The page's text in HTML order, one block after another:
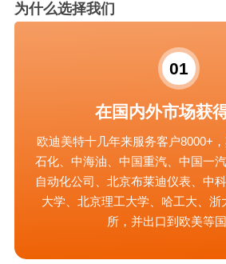
为什么选择我们
01
在国内外市场获
欧迪美特十几年来服务客户8000+
石化、中海油、中国重汽、中国一
自动化公司、北京布莱迪仪表、中
大学、北京理工大学、哈工大、浙
所，并出口到欧美等国